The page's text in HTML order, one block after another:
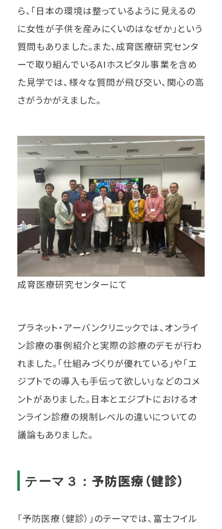
ら、「日本の環境は整っているように見えるの
に女性が子供を産みにくいのはなぜか」という
質問もありました。また、成育医療研究センタ
ーで取り組んでいるAIホスピタル事業を含め
た見学では、様々な質問が飛び交い、関心の高
さがうかがえました。
成育医療研究センターにて
プラネット・アーバンクリニックでは、オンライ
ン診療の事例紹介と実際の診療のデモが行わ
れました。「仕組みづくりが優れている」や「エ
ジプトでの導入も手伝って欲しい」などのコメ
ントがありました。日本とエジプトにおけるオ
ンライン診療の規制レベルの違いについての
議論もありました。
テーマ３： 予防医療（健診）
「予防医療（健診）」のテーマでは、富士フイル